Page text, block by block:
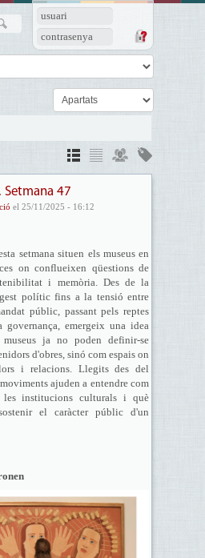
usuari
contrasenya
47
el 25/11/2025 - 16:12
setmana situen els museus en
on conflueixen qüestions de
i memòria. Des de la
polític fins a la tensió entre
públic, passant pels reptes
emergeix una idea
museus ja no poden definir-se
d'obres, sinó com espais on
i relacions. Llegits des del
ajuden a entendre com
les institucions culturals i què
el caràcter públic d'un